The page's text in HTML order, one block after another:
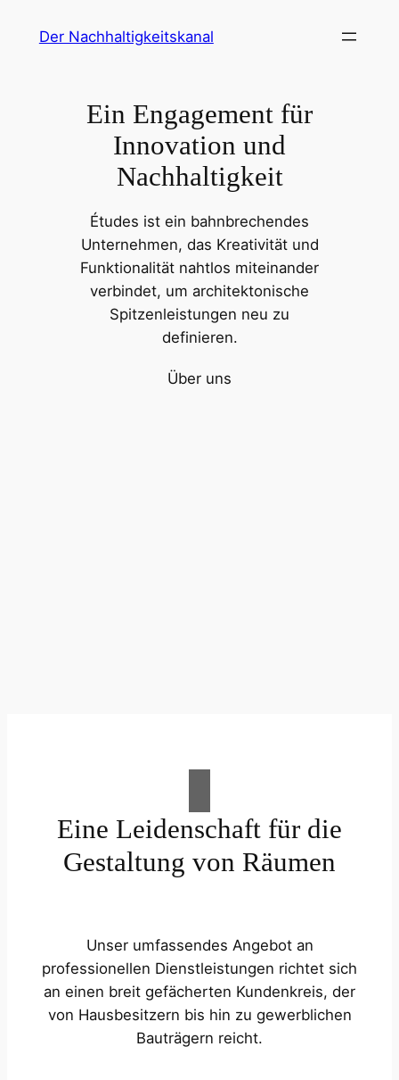
InhaltDer Nachhaltigkeitskanal
Ein Engagement für
Innovation und
Nachhaltigkeit
Études ist ein bahnbrechendes
Unternehmen, das Kreativität und
Funktionalität nahtlos miteinander
verbindet, um architektonische
Spitzenleistungen neu zu
definieren.
Über uns
Eine Leidenschaft für die
Gestaltung von Räumen
Unser umfassendes Angebot an
professionellen Dienstleistungen richtet sich
an einen breit gefächerten Kundenkreis, der
von Hausbesitzern bis hin zu gewerblichen
Bauträgern reicht.